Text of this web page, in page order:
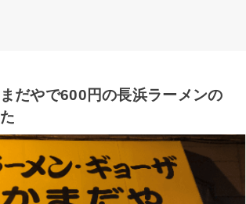
だやで600円の長浜ラーメンの